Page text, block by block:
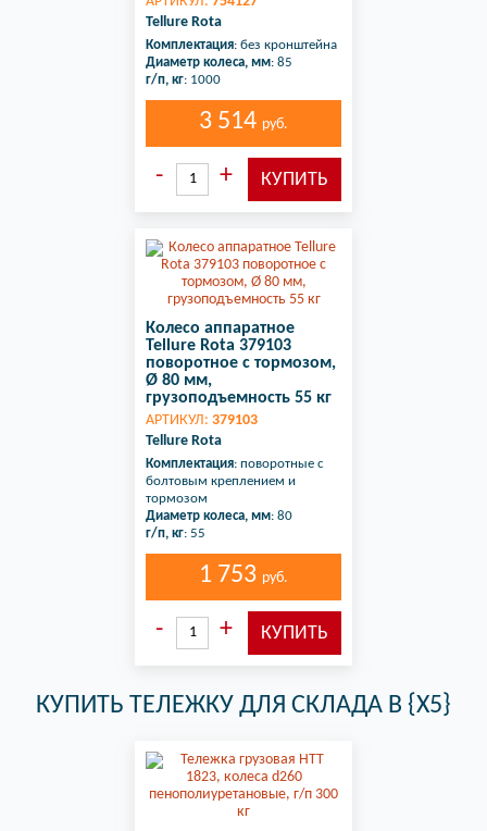
Tellure Rota
Комплектация: без кронштейна
Диаметр колеса, мм: 85
г/п, кг: 1000
3 514 руб.
Колесо аппаратное
Tellure Rota 379103
поворотное с тормозом,
Ø 80 мм,
грузоподъемность 55 кг
АРТИКУЛ: 379103
Tellure Rota
Комплектация: поворотные с
болтовым креплением и
тормозом
Диаметр колеса, мм: 80
г/п, кг: 55
1 753 руб.
КУПИТЬ ТЕЛЕЖКУ ДЛЯ СКЛАДА В {X5}